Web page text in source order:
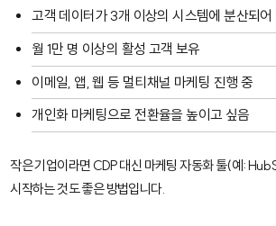
고객 데이터가 3개 이상의 시스템에 분산되어
월 1만 명 이상의 활성 고객 보유
이메일, 앱, 웹 등 멀티채널 마케팅 진행 중
개인화 마케팅으로 전환율을 높이고 싶음
작은 기업이라면 CDP 대신 마케팅 자동화 툴(예:
시작하는 것도 좋은 방법입니다.